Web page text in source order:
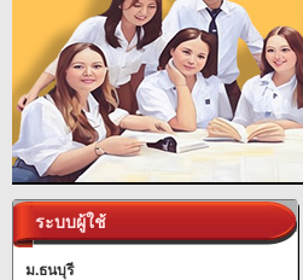
ระบบผู้ใช้
ม.ธนบุรี